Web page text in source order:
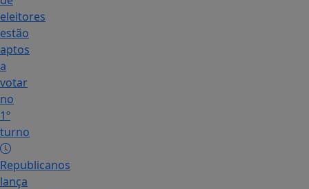
eleitores
estão
aptos
a
votar
no
1º
turno
Republicanos
lança